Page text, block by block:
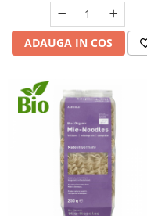
ADAUGA IN COS